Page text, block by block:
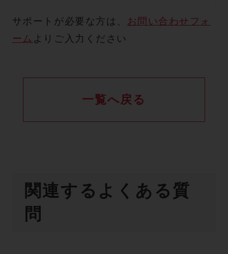
サポートが必要な方は、
お問い合わせフォ
ーム よりご入力ください
一覧へ戻る
関連するよくある質
問